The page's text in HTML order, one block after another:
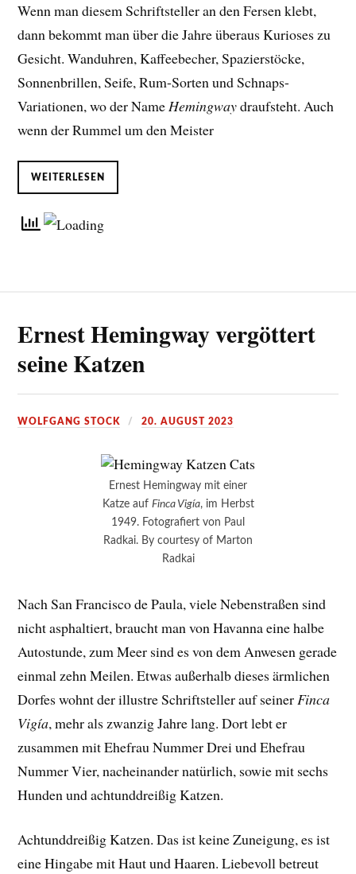
Wenn man diesem Schriftsteller an den Fersen klebt,
dann bekommt man über die Jahre überaus Kurioses zu
Gesicht. Wanduhren, Kaffeebecher, Spazierstöcke,
Sonnenbrillen, Seife, Rum-Sorten und Schnaps-
Variationen, wo der NameHemingwaydraufsteht. Auch
wenn der Rummel um den Meister
WEITERLESEN
Ernest Hemingway vergöttert
seine Katzen
WOLFGANG STOCK 20. AUGUST 2023
Ernest Hemingway mit einer
Katze auf Finca Vigía, im Herbst
1949. Fotografiert von Paul
Radkai. By courtesy of Marton
Radkai
Nach San Francisco de Paula, viele Nebenstraßen sind
nicht asphaltiert, braucht man von Havanna eine halbe
Autostunde, zum Meer sind es von dem Anwesen gerade
einmal zehn Meilen. Etwas außerhalb dieses ärmlichen
Dorfes wohnt der illustre Schriftsteller auf seiner Finca
Vigía, mehr als zwanzig Jahre lang. Dort lebt er
zusammen mit Ehefrau Nummer Drei und Ehefrau
Nummer Vier, nacheinander natürlich, sowie mit sechs
Hunden und achtunddreißig Katzen.
Achtunddreißig Katzen. Das ist keine Zuneigung, es ist
eine Hingabe mit Haut und Haaren. Liebevoll betreut